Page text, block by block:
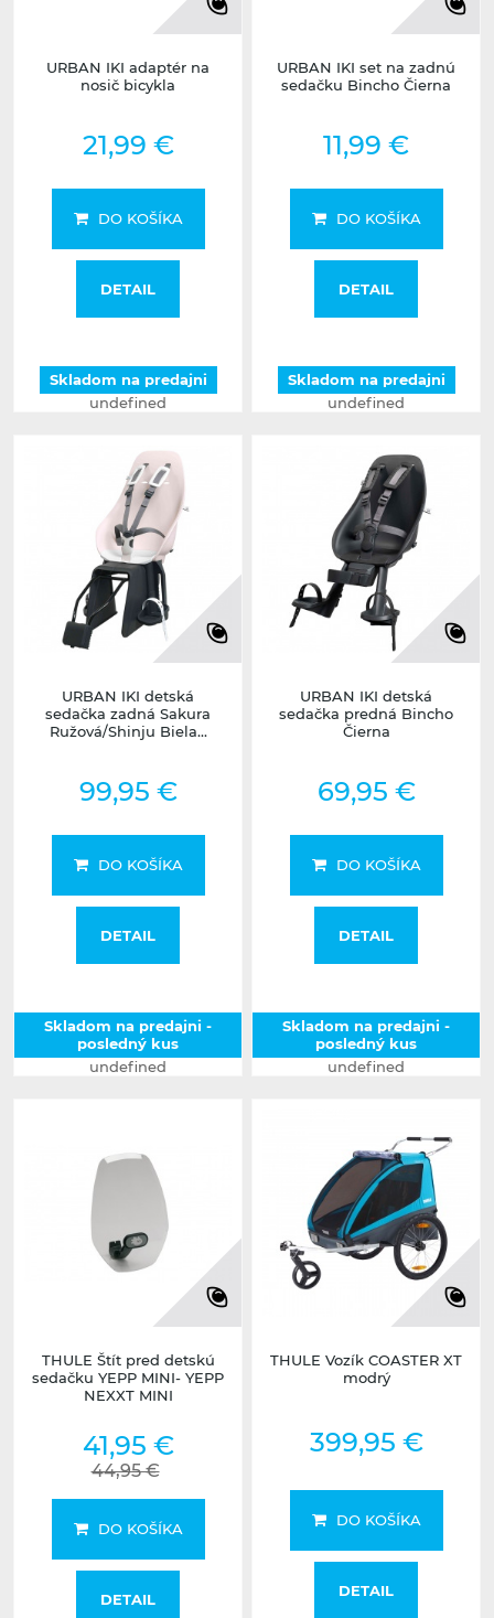
URBAN IKI adaptér na
nosič bicykla
21,99 €
DO KOŠÍKA
DETAIL
Skladom na predajni
undefined
URBAN IKI set na zadnú
sedačku Bincho Čierna
11,99 €
DO KOŠÍKA
DETAIL
Skladom na predajni
undefined
URBAN IKI detská
sedačka zadná Sakura
Ružová/Shinju Biela...
99,95 €
DO KOŠÍKA
DETAIL
Skladom na predajni -
posledný kus
undefined
URBAN IKI detská
sedačka predná Bincho
Čierna
69,95 €
DO KOŠÍKA
DETAIL
Skladom na predajni -
posledný kus
undefined
THULE Štít pred detskú
sedačku YEPP MINI- YEPP
NEXXT MINI
41,95 €
44,95 €
DO KOŠÍKA
DETAIL
THULE Vozík COASTER XT
modrý
399,95 €
DO KOŠÍKA
DETAIL